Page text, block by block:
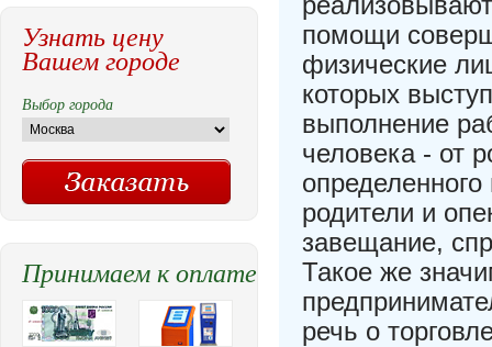
помощи
физические
которых
выполнение
человека - от
родители и
завещание,
Такое же
речь о
Узнать цену
Вашем городе
Выбор города
Принимаем к оплате